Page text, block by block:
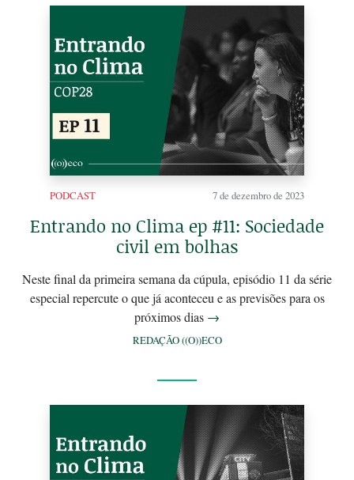
PODCAST 7 de dezembro de 2023
Entrando no Clima ep #11: Sociedade
civil em bolhas
Neste final da primeira semana da cúpula, episódio 11 da série
especial repercute o que já aconteceu e as previsões para os
próximos dias →
REDAÇÃO ((O))ECO